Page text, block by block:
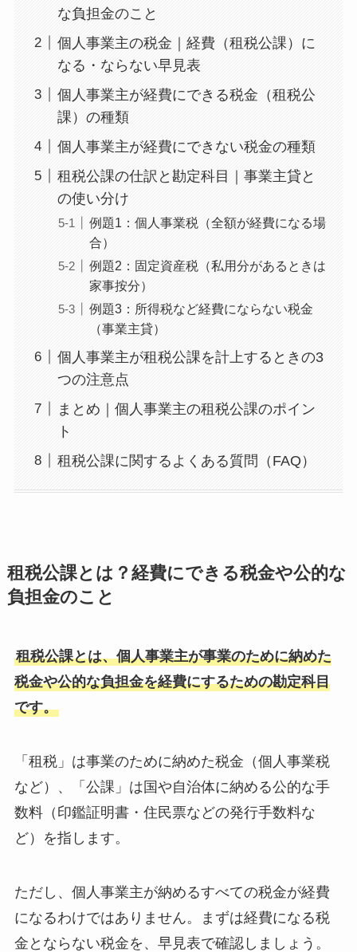
な負担金のこと
個人事業主の税金｜経費（租税公課）に
なる・ならない早見表
個人事業主が経費にできる税金（租税公
課）の種類
個人事業主が経費にできない税金の種類
租税公課の仕訳と勘定科目｜事業主貸と
の使い分け
例題1：個人事業税（全額が経費になる場
合）
例題2：固定資産税（私用分があるときは
家事按分）
例題3：所得税など経費にならない税金
（事業主貸）
個人事業主が租税公課を計上するときの3
つの注意点
まとめ｜個人事業主の租税公課のポイン
ト
租税公課に関するよくある質問（FAQ）
租税公課とは？経費にできる税金や公的な
負担金のこと
租税公課とは、個人事業主が事業のために納めた
税金や公的な負担金を経費にするための勘定科目
です。
「租税」は事業のために納めた税金（個人事業税
など）、「公課」は国や自治体に納める公的な手
数料（印鑑証明書・住民票などの発行手数料な
ど）を指します。
ただし、個人事業主が納めるすべての税金が経費
になるわけではありません。まずは経費になる税
金とならない税金を、早見表で確認しましょう。